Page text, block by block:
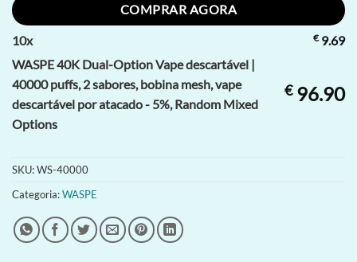
COMPRAR AGORA
10x €9.69
WASPE 40K Dual-Option Vape descartável |
40000 puffs, 2 sabores, bobina mesh, vape
descartável por atacado - 5%, Random Mixed
Options
€96.90
SKU:WS-40000
Categoria:WASPE